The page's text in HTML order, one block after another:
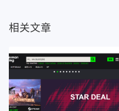
相关文章